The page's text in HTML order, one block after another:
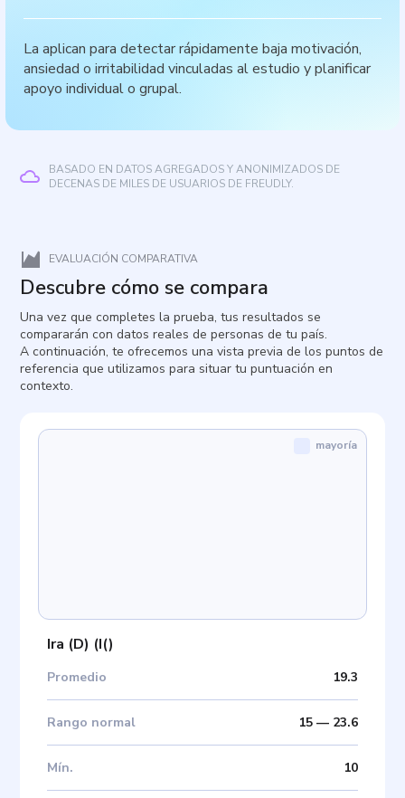
La aplican para detectar rápidamente baja motivación,
ansiedad o irritabilidad vinculadas al estudio y planificar
apoyo individual o grupal.
BASADO EN DATOS AGREGADOS Y ANONIMIZADOS DE
DECENAS DE MILES DE USUARIOS DE FREUDLY.
EVALUACIÓN COMPARATIVA
Descubre cómo se compara
Una vez que completes la prueba, tus resultados se
compararán con datos reales de personas de tu país.
A continuación, te ofrecemos una vista previa de los puntos de
referencia que utilizamos para situar tu puntuación en
contexto.
Ira (D) (I()
Promedio 19.3
Rango normal 15— 23.6
Mín. 10
mayoría